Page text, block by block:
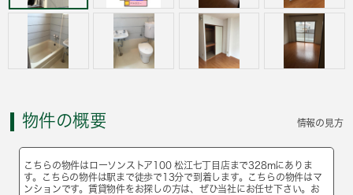
物件の概要 情報の見方
こちらの物件はローソンストア100 松江七丁目店まで328mにありま
す。こちらの物件は駅まで徒歩で13分で到着します。こちらの物件はマ
ンションです。賃貸物件をお探しの方は、ぜひ当社にお任せ下さい。お